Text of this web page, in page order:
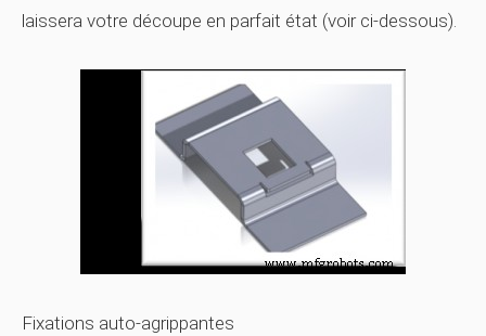
laissera votre découpe en parfait état (voir ci-dessous).
Fixations auto-agrippantes